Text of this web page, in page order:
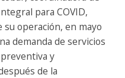
para COVID,
su operación, en mayo
demanda de servicios
y
de la